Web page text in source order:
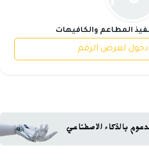
المطاعم والكافيهات
لعرض الرقم